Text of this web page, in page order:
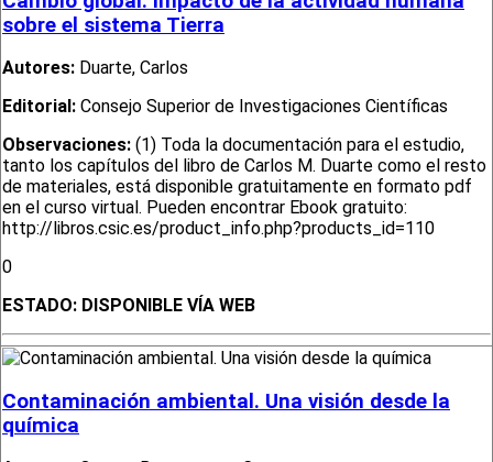
sobre el sistema Tierra
Autores: Duarte, Carlos
Editorial: Consejo Superior de Investigaciones Científicas
Observaciones: (1) Toda la documentación para el estudio,
tanto los capítulos del libro de Carlos M. Duarte como el resto
de materiales, está disponible gratuitamente en formato pdf
en el curso virtual. Pueden encontrar Ebook gratuito:
http://libros.csic.es/product_info.php?products_id=110
0
ESTADO: DISPONIBLE VÍA WEB
Contaminación ambiental. Una visión desde la
química